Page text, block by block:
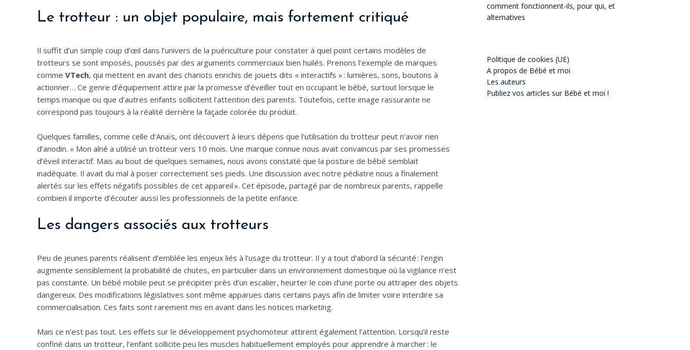
Le trotteur : un objet populaire, mais fortement critiqué
Il suffit d’un simple coup d’œil dans l’univers de la puériculture pour constater à quel point certains modèles de
trotteurs se sont imposés, poussés par des arguments commerciaux bien huilés. Prenons l’exemple de marques
comme VTech, qui mettent en avant des chariots enrichis de jouets dits « interactifs » : lumières, sons, boutons à
actionner… Ce genre d’équipement attire par la promesse d’éveiller tout en occupant le bébé, surtout lorsque le
temps manque ou que d’autres enfants sollicitent l’attention des parents. Toutefois, cette image rassurante ne
correspond pas toujours à la réalité derrière la façade colorée du produit.
Quelques familles, comme celle d’Anaïs, ont découvert à leurs dépens que l’utilisation du trotteur peut n’avoir rien
d’anodin. « Mon aîné a utilisé un trotteur vers 10 mois. Une marque connue nous avait convaincus par ses promesses
d’éveil interactif. Mais au bout de quelques semaines, nous avons constaté que la posture de bébé semblait
inadéquate. Il avait du mal à poser correctement ses pieds. Une discussion avec notre pédiatre nous a finalement
alertés sur les effets négatifs possibles de cet appareil ». Cet épisode, partagé par de nombreux parents, rappelle
combien il importe d’écouter aussi les professionnels de la petite enfance.
Les dangers associés aux trotteurs
Peu de jeunes parents réalisent d’emblée les enjeux liés à l’usage du trotteur. Il y a tout d’abord la sécurité : l’engin
augmente sensiblement la probabilité de chutes, en particulier dans un environnement domestique où la vigilance n’est
pas constante. Un bébé mobile peut se précipiter près d’un escalier, heurter le coin d’une porte ou attraper des objets
dangereux. Des modifications législatives sont même apparues dans certains pays afin de limiter voire interdire sa
commercialisation. Ces faits sont rarement mis en avant dans les notices marketing.
Mais ce n’est pas tout. Les effets sur le développement psychomoteur attirent également l’attention. Lorsqu’il reste
confiné dans un trotteur, l’enfant sollicite peu les muscles habituellement employés pour apprendre à marcher : le
comment fonctionnent-ils, pour qui, et
alternatives
Politique de cookies (UE)
A propos de Bébé et moi
Les auteurs
Publiez vos articles sur Bébé et moi !